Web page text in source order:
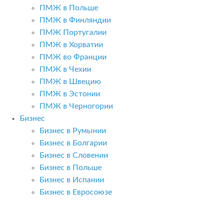
ПМЖ в Польше
ПМЖ в Финляндии
ПМЖ Португалии
ПМЖ в Хорватии
ПМЖ во Франции
ПМЖ в Чехии
ПМЖ в Швецию
ПМЖ в Эстонии
ПМЖ в Черногории
Бизнес
Бизнес в Румынии
Бизнес в Болгарии
Бизнес в Словении
Бизнес в Польше
Бизнес в Испании
Бизнес в Евросоюзе